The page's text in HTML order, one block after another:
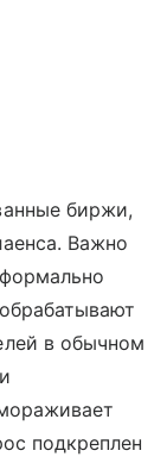
биржи,
Важно
в обычном
подкреплен